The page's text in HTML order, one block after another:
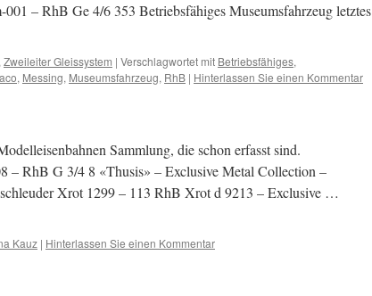
– RhB Ge 4/6 353 Betriebsfähiges Museumsfahrzeug letztes
Zweileiter Gleissystem | Verschlagwortet mit Betriebsfähiges,
, Messing, Museumsfahrzeug, RhB | Hinterlassen Sie einen Kommentar
Sammlung, die schon erfasst sind.
– RhB G 3/4 8 «Thusis» – Exclusive Metal Collection –
Xrot 1299 – 113 RhB Xrot d 9213 – Exclusive …
Kauz | Hinterlassen Sie einen Kommentar